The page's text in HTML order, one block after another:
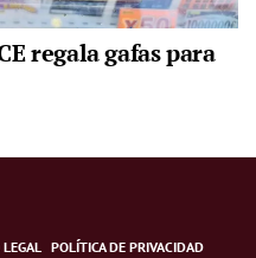
regala gafas para
LEGAL POLÍTICA DE PRIVACIDAD